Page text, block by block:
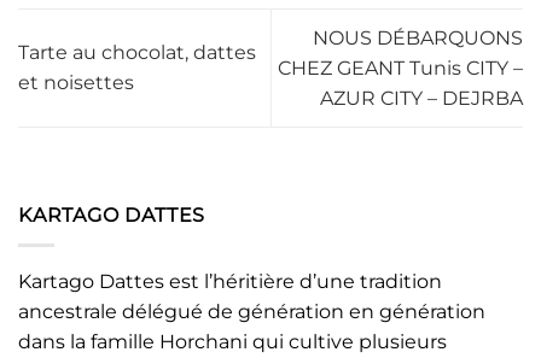
Tarte au chocolat, dattes
et noisettes
NOUS DÉBARQUONS
CHEZ GEANT Tunis CITY –
AZUR CITY – DEJRBA
KARTAGO DATTES
Kartago Dattes est l’héritière d’une tradition
ancestrale délégué de génération en génération
dans la famille Horchani qui cultive plusieurs